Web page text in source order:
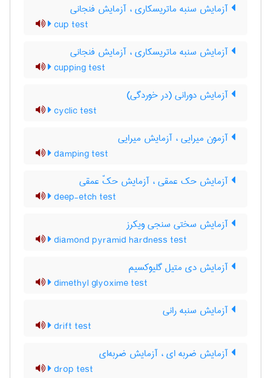
آزمایش سنبه ماتریسکاری ، آزمایش فنجانی
cup test
آزمایش سنبه ماتریسکاری ، آزمایش فنجانی
cupping test
آزمایش دورانی (در خوردگی)
cyclic test
آزمون میرایی ، آزمایش میرایی
damping test
آزمایش حک عمقی ، آزمایش حکّ عمقی
deep-etch test
آزمایش سختی سنجی ویکرز
diamond pyramid hardness test
آزمایش دی متیل گلیوکسیم
dimethyl glyoxime test
آزمایش سنبه رانی
drift test
آزمایش ضربه ای ، آزمایش ضربه‌ای
drop test